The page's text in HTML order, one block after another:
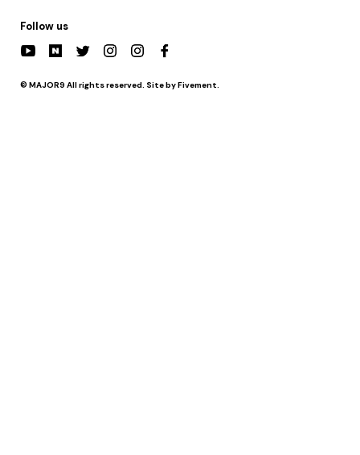
Follow us
© MAJOR9 All rights reserved. Site by Fivement.